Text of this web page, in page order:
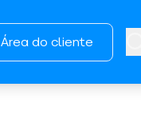
Área do cliente